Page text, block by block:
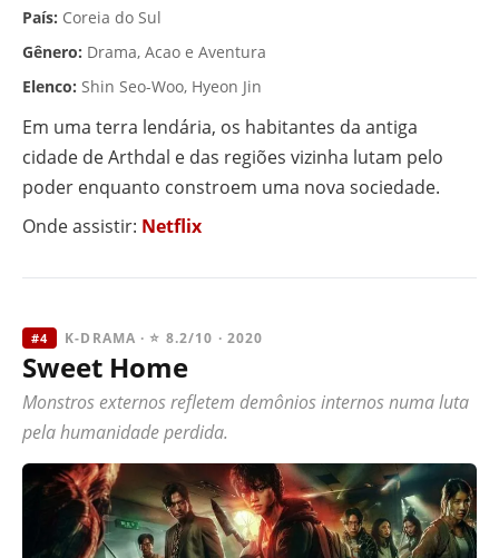
País: Coreia do Sul
Gênero: Drama, Acao e Aventura
Elenco: Shin Seo-Woo, Hyeon Jin
Em uma terra lendária, os habitantes da antiga
cidade de Arthdal e das regiões vizinha lutam pelo
poder enquanto constroem uma nova sociedade.
Onde assistir: Netflix
#4 K-DRAMA · ⭐ 8.2/10 · 2020
Sweet Home
Monstros externos refletem demônios internos numa luta
pela humanidade perdida.